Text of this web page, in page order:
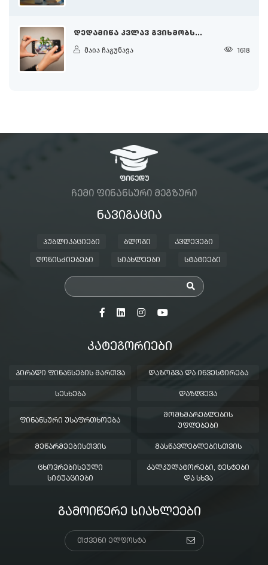
ᲓᲔᲓᲐᲛᲘᲬᲐ ᲙᲕᲚᲐᲕ ᲒᲕᲘᲮᲛᲝᲑᲡ...
მაია ჩაგუნავა 1618
ᲩᲔᲛᲘ ᲤᲘᲜᲐᲜᲡᲣᲠᲘ ᲛᲔᲒᲖᲣᲠᲘ
ᲜᲐᲕᲘᲒᲐᲪᲘᲐ
ᲞᲣᲑᲚᲘᲙᲐᲪᲘᲔᲑᲘ ᲑᲚᲝᲒᲘ ᲙᲕᲚᲔᲕᲔᲑᲘ
ᲦᲝᲜᲘᲡᲫᲘᲔᲑᲔᲑᲘ ᲡᲘᲐᲮᲚᲔᲔᲑᲘ ᲡᲢᲐᲢᲘᲔᲑᲘ
ᲙᲐᲢᲔᲒᲝᲠᲘᲔᲑᲘ
ᲞᲘᲠᲐᲓᲘ ᲤᲘᲜᲐᲜᲡᲔᲑᲘᲡ ᲛᲐᲠᲗᲕᲐ ᲓᲐᲖᲝᲒᲕᲐ ᲓᲐ ᲘᲜᲕᲔᲡᲢᲘᲠᲔᲑᲐ
ᲡᲔᲡᲮᲔᲑᲐ ᲓᲐᲖᲦᲕᲔᲕᲐ
ᲤᲘᲜᲐᲜᲡᲣᲠᲘ ᲣᲡᲐᲤᲠᲗᲮᲝᲔᲑᲐ
ᲛᲝᲛᲮᲛᲐᲠᲔᲑᲚᲔᲑᲘᲡ
ᲣᲤᲚᲔᲑᲔᲑᲘ
ᲛᲔᲬᲐᲠᲛᲔᲔᲑᲘᲡᲗᲕᲘᲡ ᲛᲐᲡᲬᲐᲕᲚᲔᲑᲚᲔᲑᲘᲡᲗᲕᲘᲡ
ᲪᲮᲝᲕᲠᲔᲑᲘᲡᲔᲣᲚᲘ
ᲡᲘᲢᲣᲐᲪᲘᲔᲑᲘ
ᲙᲐᲚᲙᲣᲚᲐᲢᲝᲠᲔᲑᲘ, ᲢᲔᲡᲢᲔᲑᲘ
ᲓᲐ ᲡᲮᲕᲐ
ᲒᲐᲛᲝᲘᲬᲔᲠᲔ ᲡᲘᲐᲮᲚᲔᲔᲑᲘ